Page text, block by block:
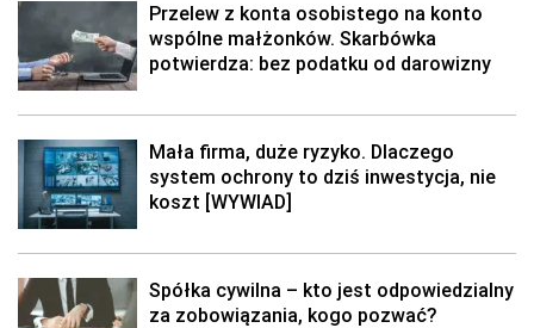
Przelew z konta osobistego na konto
wspólne małżonków. Skarbówka
potwierdza: bez podatku od darowizny
Mała firma, duże ryzyko. Dlaczego
system ochrony to dziś inwestycja, nie
koszt [WYWIAD]
Spółka cywilna – kto jest odpowiedzialny
za zobowiązania, kogo pozwać?